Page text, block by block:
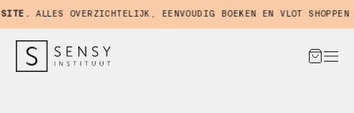
ALLES OVERZICHTELIJK, EENVOUDIG BOEKEN EN VLOT SHOPPEN IN